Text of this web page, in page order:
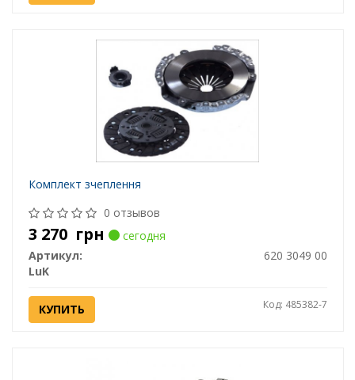
Комплект зчеплення
0 отзывов
3 270 грн
сегодня
Артикул:
620 3049 00
LuK
КУПИТЬ Код: 485382-7